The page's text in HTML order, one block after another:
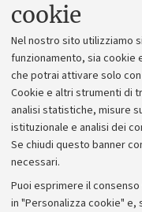
cookie
Nel nostro sito utilizziamo
funzionamento, sia cookie
che potrai attivare solo
Cookie e altri strumenti di
analisi statistiche, misure
istituzionale e analisi dei
Se chiudi questo banner
necessari.
Puoi esprimere il
in "Personalizza cookie"